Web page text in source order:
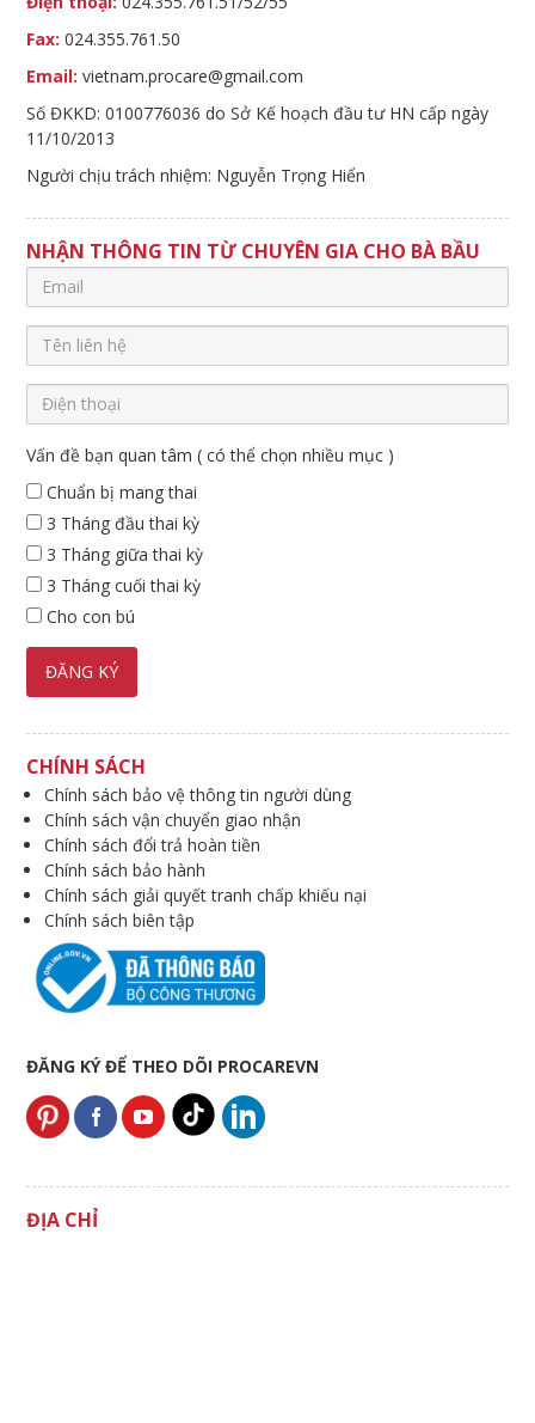
Fax: 024.355.761.50
Email: vietnam.procare@gmail.com
Số ĐKKD: 0100776036 do Sở Kế hoạch đầu tư HN cấp ngày
11/10/2013
Người chịu trách nhiệm: Nguyễn Trọng Hiển
NHẬN THÔNG TIN TỪ CHUYÊN GIA CHO BÀ BẦU
Vấn đề bạn quan tâm ( có thể chọn nhiều mục )
Chuẩn bị mang thai
3 Tháng đầu thai kỳ
3 Tháng giữa thai kỳ
3 Tháng cuối thai kỳ
Cho con bú
CHÍNH SÁCH
Chính sách bảo vệ thông tin người dùng
Chính sách vận chuyển giao nhận
Chính sách đổi trả hoàn tiền
Chính sách bảo hành
Chính sách giải quyết tranh chấp khiếu nại
Chính sách biên tập
ĐĂNG KÝ ĐỂ THEO DÕI PROCAREVN
ĐỊA CHỈ